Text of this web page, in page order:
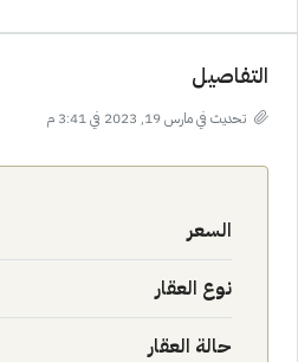
التفاصيل
تحديث في مارس 19, 2023 في 3:41 م
السعر
نوع العقار
حالة العقار